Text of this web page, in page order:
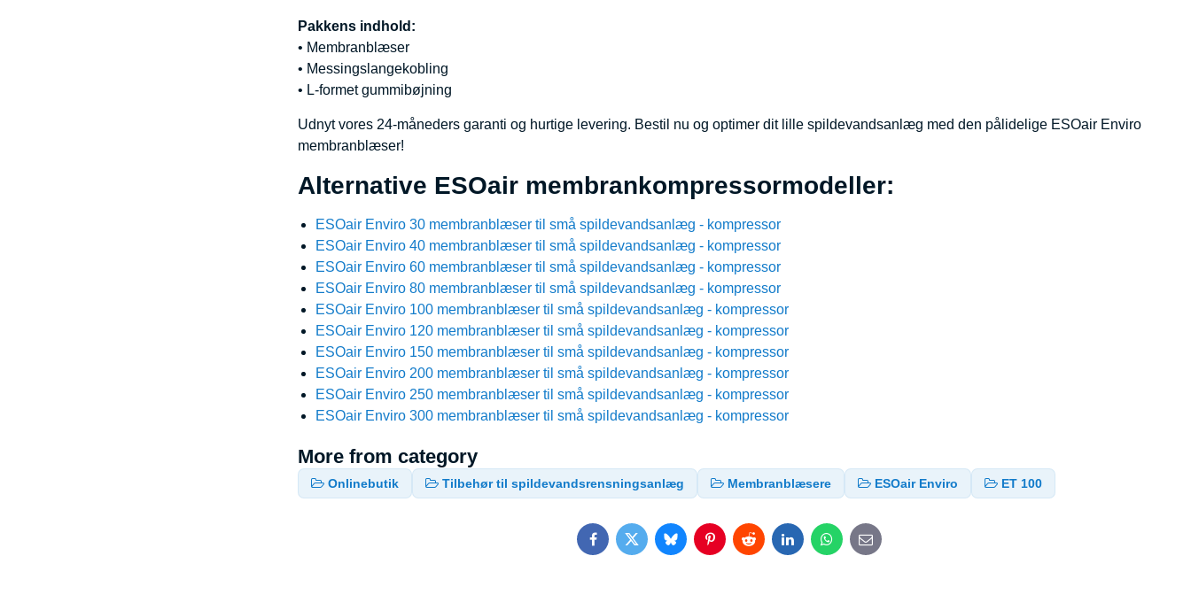
Pakkens indhold:
• Membranblæser
• Messingslangekobling
• L-formet gummibøjning
Udnyt vores 24-måneders garanti og hurtige levering. Bestil nu og optimer dit lille spildevandsanlæg med den pålidelige ESOair Enviro
membranblæser!
Alternative ESOair membrankompressormodeller:
ESOair Enviro 30 membranblæser til små spildevandsanlæg - kompressor
ESOair Enviro 40 membranblæser til små spildevandsanlæg - kompressor
ESOair Enviro 60 membranblæser til små spildevandsanlæg - kompressor
ESOair Enviro 80 membranblæser til små spildevandsanlæg - kompressor
ESOair Enviro 100 membranblæser til små spildevandsanlæg - kompressor
ESOair Enviro 120 membranblæser til små spildevandsanlæg - kompressor
ESOair Enviro 150 membranblæser til små spildevandsanlæg - kompressor
ESOair Enviro 200 membranblæser til små spildevandsanlæg - kompressor
ESOair Enviro 250 membranblæser til små spildevandsanlæg - kompressor
ESOair Enviro 300 membranblæser til små spildevandsanlæg - kompressor
More from category
Onlinebutik Tilbehør til spildevandsrensningsanlæg Membranblæsere ESOair Enviro ET 100
FacebookTwitterBlueskyPinterestRedditLinkedInWhatsApp
E-
mail